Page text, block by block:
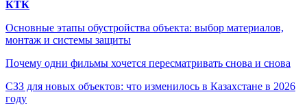
КТК
Основные этапы обустройства объекта: выбор материалов,
монтаж и системы защиты
Почему одни фильмы хочется пересматривать снова и снова
СЗЗ для новых объектов: что изменилось в Казахстане в 2026
году